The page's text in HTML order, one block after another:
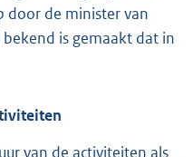
door de minister van
is gemaakt dat in
van de activiteiten als